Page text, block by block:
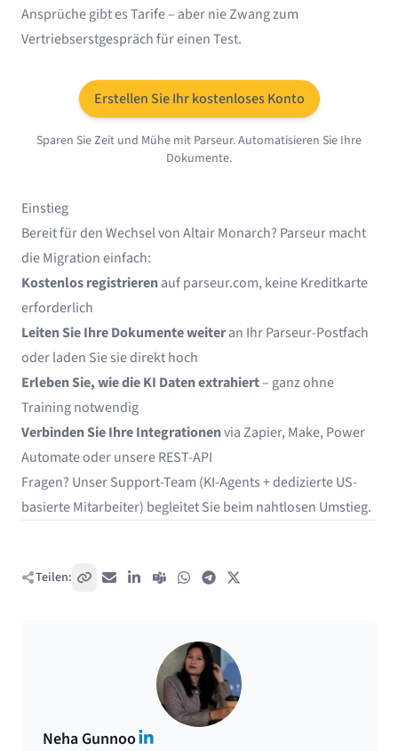
Ansprüche gibt es Tarife – aber nie Zwang zum
Vertriebserstgespräch für einen Test.
Erstellen Sie Ihr kostenloses Konto
Sparen Sie Zeit und Mühe mit Parseur. Automatisieren Sie Ihre
Dokumente.
Einstieg
Bereit für den Wechsel von Altair Monarch? Parseur macht
die Migration einfach:
Kostenlos registrierenaufparseur.com, keine Kreditkarte
erforderlich
Leiten Sie Ihre Dokumente weiteran Ihr Parseur-Postfach
oder laden Sie sie direkt hoch
Erleben Sie, wie die KI Daten extrahiert– ganz ohne
Training notwendig
Verbinden Sie Ihre IntegrationenviaZapier, Make, Power
Automateoder unsere REST-API
Fragen? Unser Support-Team (KI-Agents + dedizierte US-
basierte Mitarbeiter) begleitet Sie beim nahtlosen Umstieg.
Teilen: Link kopieren
E-Mail LinkedIn
Teams WhatsAppTelegram
Neha GunnooLinkedIn